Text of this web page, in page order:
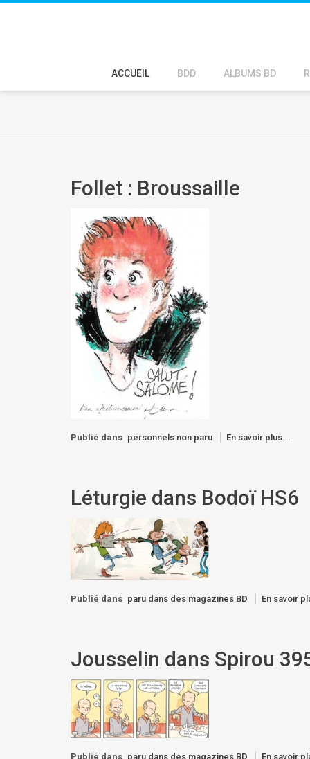
ACCUEIL BDD ALBUMS BD
Follet : Broussaille
Publié dans personnels non paru En savoir plus...
Léturgie dans Bodoï HS6
Publié dans paru dans des magazines BD En savoir
Jousselin dans Spirou
Publié dans paru dans des magazines BD En savoir